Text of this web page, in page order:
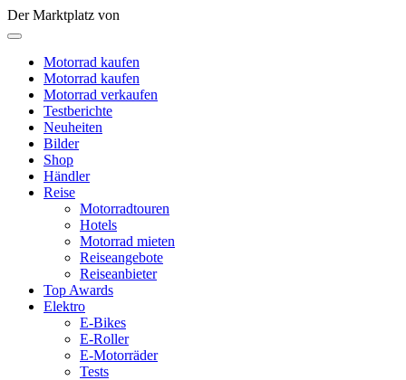
Der Marktplatz von
Motorrad kaufen
Motorrad kaufen
Motorrad verkaufen
Testberichte
Neuheiten
Bilder
Shop
Händler
Reise
Motorradtouren
Hotels
Motorrad mieten
Reiseangebote
Reiseanbieter
Top Awards
Elektro
E-Bikes
E-Roller
E-Motorräder
Tests